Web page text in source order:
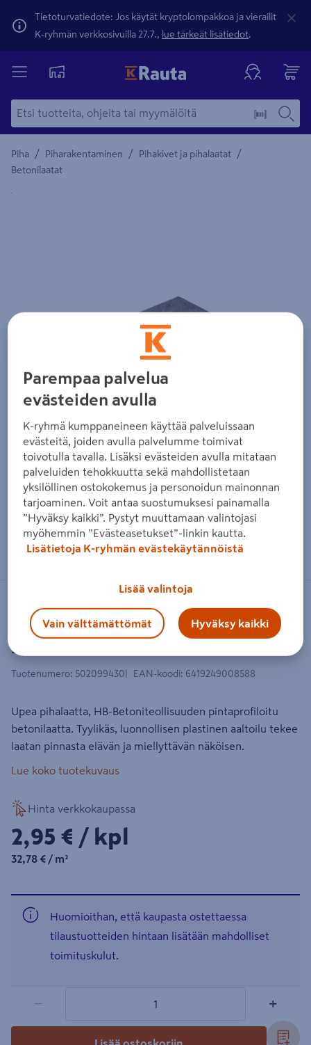
Tietoturvatiedote: Jos käytät kryptolompakkoa ja vierailit
K-ryhmän verkkosivuilla 27.7., lue tärkeät lisätiedot.
Piha / Piharakentaminen / Pihakivet ja pihalaatat /
Betonilaatat
Yksityiskohtainen kuvaus löytyy Tuotteen kuvaus -
Zoomaa kuvaa sormilla kosketusnäytöllä
Betonilaatta pintaprofiloitu
298x298x50mm musta
Tuotenumero: 502099430 EAN-koodi: 6419249008588
Upea pihalaatta, HB-Betoniteollisuuden pintaprofiloitu
betonilaatta. Tyylikäs, luonnollisen plastinen aaltoilu tekee
laatan pinnasta elävän ja miellyttävän näköisen.
Lue koko tuotekuvaus
Hinta verkkokaupassa
2,95€/kpl
2,95 € / kpl
32,78€/m²
32,78 € / m²
Huomioithan, että kaupasta ostettaessa
tilaustuotteiden hintaan lisätään mahdolliset
toimituskulut.
− +
Parempaa palvelua
evästeiden avulla
K-ryhmä kumppaneineen käyttää palveluissaan
evästeitä, joiden avulla palvelumme toimivat
toivotulla tavalla. Lisäksi evästeiden avulla mitataan
palveluiden tehokkuutta sekä mahdollistetaan
yksilöllinen ostokokemus ja personoidun mainonnan
tarjoaminen. Voit antaa suostumuksesi painamalla
”Hyväksy kaikki”. Pystyt muuttamaan valintojasi
myöhemmin ”Evästeasetukset”-linkin kautta.
Lisätietoja K-ryhmän evästekäytännöistä
Lisää valintoja
Vain välttämättömät Hyväksy kaikki